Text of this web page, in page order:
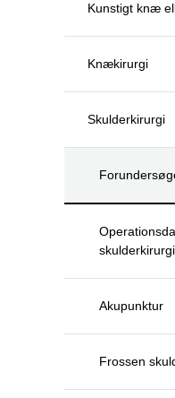
Kunstigt knæ
Knækirurgi
Skulderkirurgi
skulderkirurgi
Akupunktur
Frossen